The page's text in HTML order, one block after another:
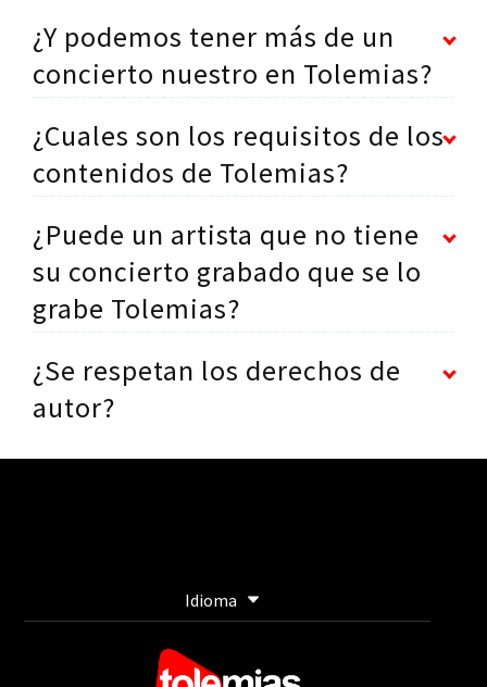
¿Y podemos tener más de un
concierto nuestro en Tolemias?
¿Cuales son los requisitos de los
contenidos de Tolemias?
¿Puede un artista que no tiene
su concierto grabado que se lo
grabe Tolemias?
¿Se respetan los derechos de
autor?
Idioma